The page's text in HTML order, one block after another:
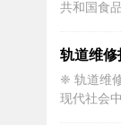
标本的处
共和国食
例》，结
清洁、舒
行，保持x
下：一、
轨道维修
❈ 轨道维
现代社会